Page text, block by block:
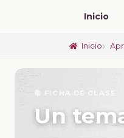
Inicio
Inicio
📚 FICHA DE CLASE
Un